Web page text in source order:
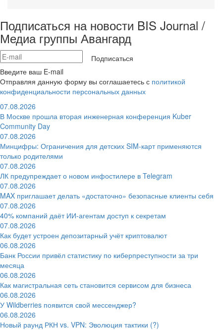
Подписаться на новости BIS Journal /
Медиа группы Авангард
Подписаться
Введите ваш E-mail
Отправляя данную форму вы соглашаетесь с политикой
конфиденциальности персональных данных
07.08.2026
В Москве прошла вторая инженерная конференция Kuber
Community Day
07.08.2026
Минцифры: Ограничения для детских SIM-карт применяются
только родителями
07.08.2026
ЛК предупреждает о новом инфостилере в Telegram
07.08.2026
MAX приглашает делать «достаточно» безопасные клиенты себя
07.08.2026
40% компаний даёт ИИ‑агентам доступ к секретам
07.08.2026
Как будет устроен депозитарный учёт криптовалют
06.08.2026
Банк России привёл статистику по киберпреступности за три
месяца
06.08.2026
Как магистральная сеть становится сервисом для бизнеса
06.08.2026
У Wildberries появится свой мессенджер?
06.08.2026
Новый раунд РКН vs. VPN: Эволюция тактики (?)